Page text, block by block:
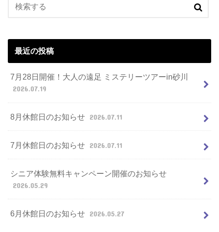
最近の投稿
7月28日開催！大人の遠足 ミステリーツアーin砂川
2026.07.19
8月休館日のお知らせ 2026.07.11
7月休館日のお知らせ 2026.07.11
シニア体験無料キャンペーン開催のお知らせ
2026.05.29
6月休館日のお知らせ 2026.05.27